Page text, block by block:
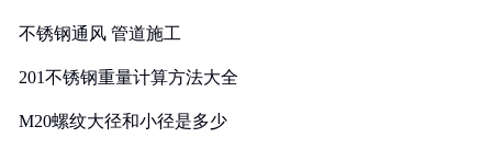
不锈钢通风 管道施工
201不锈钢重量计算方法大全
M20螺纹大径和小径是多少